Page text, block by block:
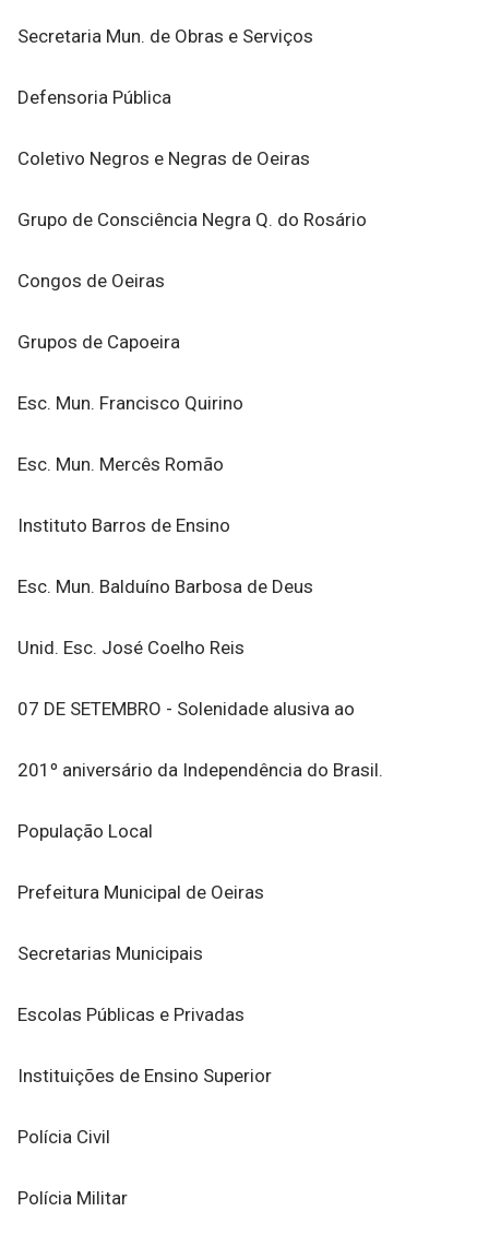
Secretaria Mun. de Obras e Serviços
Defensoria Pública
Coletivo Negros e Negras de Oeiras
Grupo de Consciência Negra Q. do Rosário
Congos de Oeiras
Grupos de Capoeira
Esc. Mun. Francisco Quirino
Esc. Mun. Mercês Romão
Instituto Barros de Ensino
Esc. Mun. Balduíno Barbosa de Deus
Unid. Esc. José Coelho Reis
07 DE SETEMBRO - Solenidade alusiva ao
201º aniversário da Independência do Brasil.
População Local
Prefeitura Municipal de Oeiras
Secretarias Municipais
Escolas Públicas e Privadas
Instituições de Ensino Superior
Polícia Civil
Polícia Militar